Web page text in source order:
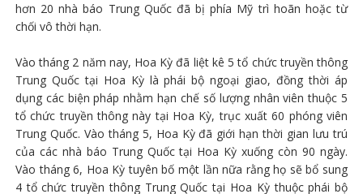
hơn 20 nhà báo Trung Quốc đã bị phía Mỹ trì hoãn hoặc từ
chối vô thời hạn.
Vào tháng 2 năm nay, Hoa Kỳ đã liệt kê 5 tổ chức truyền thông
Trung Quốc tại Hoa Kỳ là phái bộ ngoại giao, đồng thời áp
dụng các biện pháp nhằm hạn chế số lượng nhân viên thuộc 5
tổ chức truyền thông này tại Hoa Kỳ, trục xuất 60 phóng viên
Trung Quốc. Vào tháng 5, Hoa Kỳ đã giới hạn thời gian lưu trú
của các nhà báo Trung Quốc tại Hoa Kỳ xuống còn 90 ngày.
Vào tháng 6, Hoa Kỳ tuyên bố một lần nữa rằng họ sẽ bổ sung
4 tổ chức truyền thông Trung Quốc tại Hoa Kỳ thuộc phái bộ